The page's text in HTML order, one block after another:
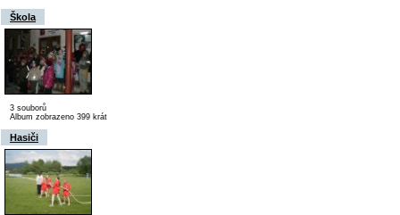
Škola
3 souborů
Album zobrazeno 399 krát
Hasiči